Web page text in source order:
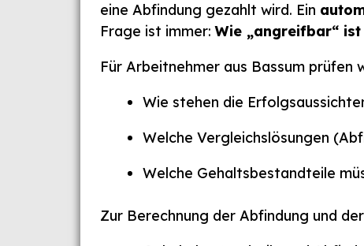
eine Abfindung gezahlt wird. Ein
Frage ist immer:Wie „angreifbar“
Für Arbeitnehmer aus Bassum prüfen
Wie stehen die
Welche Vergleichslösungen
Welche Gehaltsbestandteile
Zur Berechnung der Abfindung und